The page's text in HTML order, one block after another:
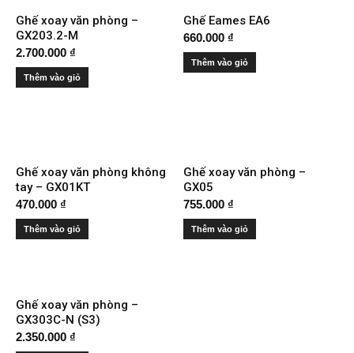
Ghế xoay văn phòng –
GX203.2-M
2.700.000 ₫
Thêm vào giỏ
Ghế Eames EA6
660.000 ₫
Thêm vào giỏ
Ghế xoay văn phòng không
tay – GX01KT
470.000 ₫
Thêm vào giỏ
Ghế xoay văn phòng –
GX05
755.000 ₫
Thêm vào giỏ
Ghế xoay văn phòng –
GX303C-N (S3)
2.350.000 ₫